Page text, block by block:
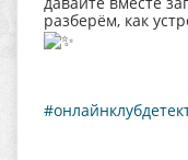
разберём, как